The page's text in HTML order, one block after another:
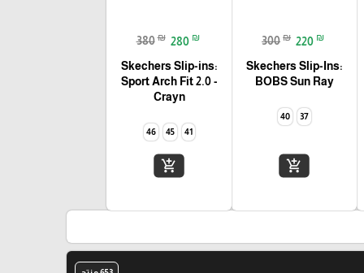
300 ₪ 220 ₪
Skechers Slip-Ins:
BOBS Sun Ray
37
40
add_shopping_cart
380 ₪ 280 ₪
Skechers Slip-ins:
Sport Arch Fit 2.0 -
Crayn
41
45
46
add_shopping_cart